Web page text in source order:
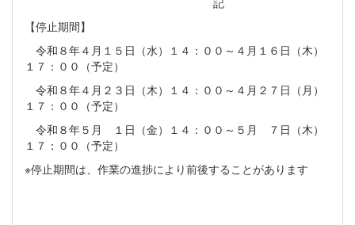
【停止期間】
令和８年４月１５日（水）１４：００～４月１６日（木）
１７：００（予定）
令和８年４月２３日（木）１４：００～４月２７日（月）
１７：００（予定）
令和８年５月 １日（金）１４：００～５月 ７日（木）
１７：００（予定）
※停止期間は、作業の進捗により前後することがあります